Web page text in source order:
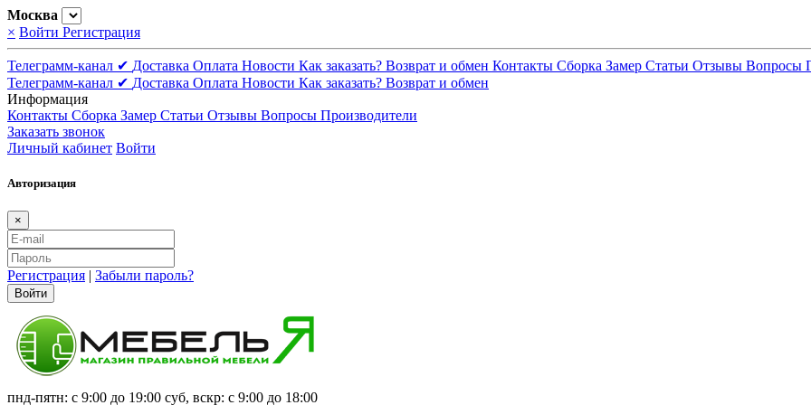
Москва
× Войти Регистрация
Телеграмм-канал ✔ Доставка Оплата Новости Как заказать? Возврат и обмен Контакты Сборка Замер Статьи Отзывы Вопросы
Телеграмм-канал ✔ Доставка Оплата Новости Как заказать? Возврат и обмен
Информация
Контакты Сборка Замер Статьи Отзывы Вопросы Производители
Заказать звонок
Личный кабинет Войти
Авторизация
×
Регистрация | Забыли пароль?
Войти
пнд-пятн: с 9:00 до 19:00 суб, вскр: с 9:00 до 18:00